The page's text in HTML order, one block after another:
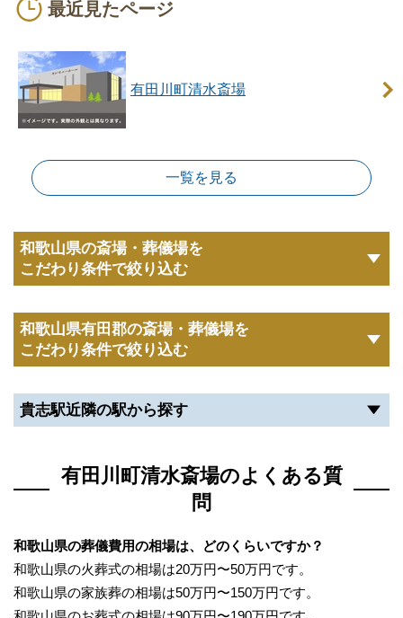
最近見たページ
有田川町清水斎場
一覧を見る
和歌山県の斎場・葬儀場を
こだわり条件で絞り込む
和歌山県有田郡の斎場・葬儀場を
こだわり条件で絞り込む
貴志駅近隣の駅から探す
有田川町清水斎場のよくある質
問
和歌山県の葬儀費用の相場は、どのくらいですか？
和歌山県の火葬式の相場は20万円〜50万円です。
和歌山県の家族葬の相場は50万円〜150万円です。